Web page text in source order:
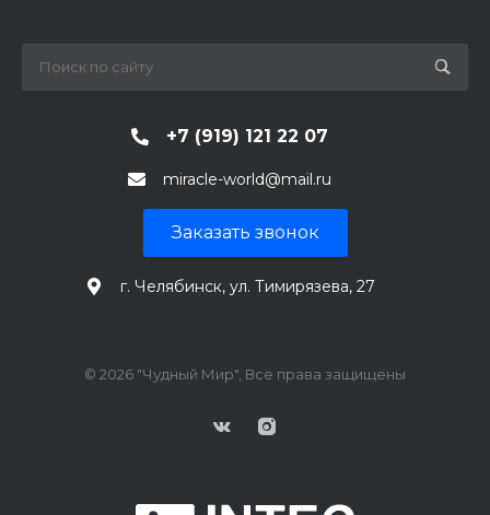
+7 (919) 121 22 07
miracle-world@mail.ru
Заказать звонок
г. Челябинск, ул. Тимирязева, 27
© 2026 "Чудный Мир", Все права защищены